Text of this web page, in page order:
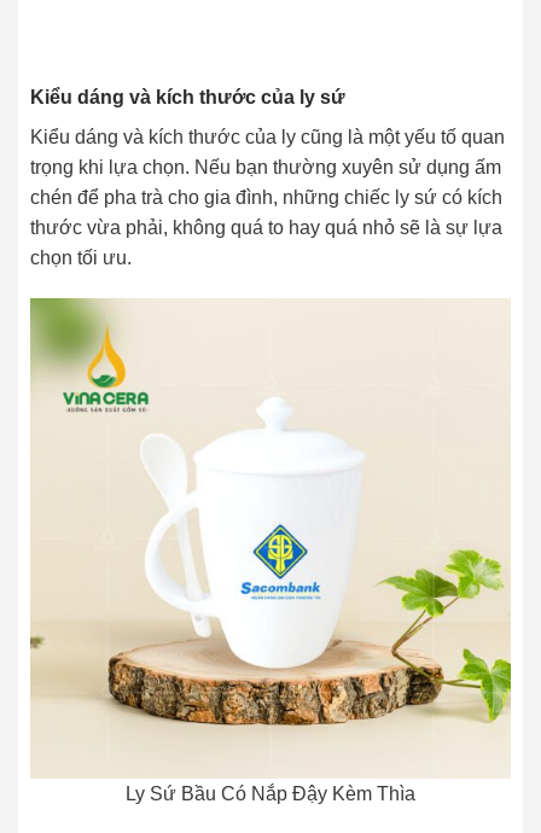
Kiểu dáng và kích thước của ly sứ
Kiểu dáng và kích thước của ly cũng là một yếu tố quan
trọng khi lựa chọn. Nếu bạn thường xuyên sử dụng ấm
chén để pha trà cho gia đình, những chiếc ly sứ có kích
thước vừa phải, không quá to hay quá nhỏ sẽ là sự lựa
chọn tối ưu.
Ly Sứ Bầu Có Nắp Đậy Kèm Thìa